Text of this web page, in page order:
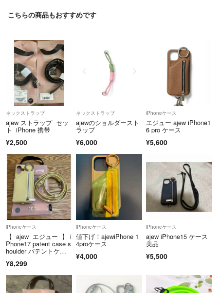
こちらの商品もおすすめです
ネックストラップ
ajew ストラップ セッ
ト iPhone 携帯
¥2,500
ネックストラップ
ajewのショルダースト
ラップ
¥6,000
iPhoneケース
エジュー ajew iPhone1
6 pro ケース
¥5,600
iPhoneケース
【 ajew エジュー 】 i
Phone17 patent case s
houlder パテントケー
¥8,299
iPhoneケース
値下げ！ajewiPhone 1
4proケース
¥4,000
iPhoneケース
ajew iPhone15 ケース
美品
¥5,500